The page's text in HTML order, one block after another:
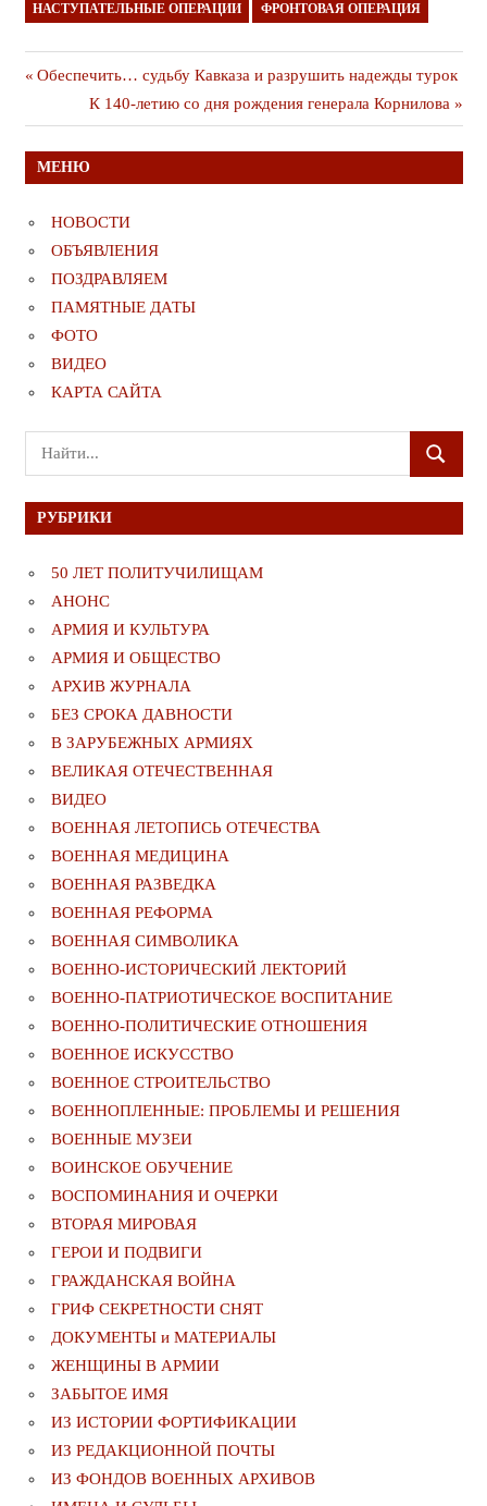
НАСТУПАТЕЛЬНЫЕ ОПЕРАЦИИ ФРОНТОВАЯ ОПЕРАЦИЯ
Навигация
по
записям
Предыдущая
публикация
Обеспечить… судьбу Кавказа и разрушить надежды турок
Следующая
публикация
К 140-летию со дня рождения генерала Корнилова
МЕНЮ
НОВОСТИ
ОБЪЯВЛЕНИЯ
ПОЗДРАВЛЯЕМ
ПАМЯТНЫЕ ДАТЫ
ФОТО
ВИДЕО
КАРТА САЙТА
Поиск
для:
ПОИСК
РУБРИКИ
50 ЛЕТ ПОЛИТУЧИЛИЩАМ
АНОНС
АРМИЯ И КУЛЬТУРА
АРМИЯ И ОБЩЕСТВО
АРХИВ ЖУРНАЛА
БЕЗ СРОКА ДАВНОСТИ
В ЗАРУБЕЖНЫХ АРМИЯХ
ВЕЛИКАЯ ОТЕЧЕСТВЕННАЯ
ВИДЕО
ВОЕННАЯ ЛЕТОПИСЬ ОТЕЧЕСТВА
ВОЕННАЯ МЕДИЦИНА
ВОЕННАЯ РАЗВЕДКА
ВОЕННАЯ РЕФОРМА
ВОЕННАЯ СИМВОЛИКА
ВОЕННО-ИСТОРИЧЕСКИЙ ЛЕКТОРИЙ
ВОЕННО-ПАТРИОТИЧЕСКОЕ ВОСПИТАНИЕ
ВОЕННО-ПОЛИТИЧЕСКИE ОТНОШЕНИЯ
ВОЕННОЕ ИСКУССТВО
ВОЕННОЕ СТРОИТЕЛЬСТВО
ВОЕННОПЛЕННЫЕ: ПРОБЛЕМЫ И РЕШЕНИЯ
ВОЕННЫЕ МУЗЕИ
ВОИНСКОЕ ОБУЧЕНИЕ
ВОСПОМИНАНИЯ И ОЧЕРКИ
ВТОРАЯ МИРОВАЯ
ГЕРОИ И ПОДВИГИ
ГРАЖДАНСКАЯ ВОЙНА
ГРИФ СЕКРЕТНОСТИ СНЯТ
ДОКУМЕНТЫ и МАТЕРИАЛЫ
ЖЕНЩИНЫ В АРМИИ
ЗАБЫТОЕ ИМЯ
ИЗ ИСТОРИИ ФОРТИФИКАЦИИ
ИЗ РЕДАКЦИОННОЙ ПОЧТЫ
ИЗ ФОНДОВ ВОЕННЫХ АРХИВОВ